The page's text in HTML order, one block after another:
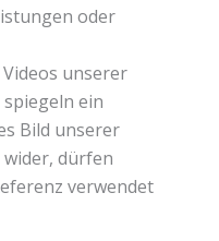
oder
unserer
ein
Bild unserer
dürfen
verwendet